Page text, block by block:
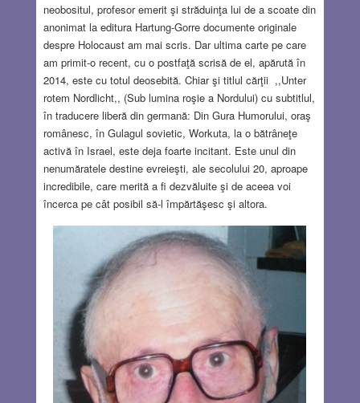
neobositul, profesor emerit şi străduinţa lui de a scoate din
anonimat la editura Hartung-Gorre documente originale
despre Holocaust am mai scris. Dar ultima carte pe care
am primit-o recent, cu o postfaţă scrisă de el, apărută în
2014, este cu totul deosebită. Chiar şi titlul cărţii ,,Unter
rotem Nordlicht,, (Sub lumina roşie a Nordului) cu subtitlul,
în traducere liberă din germană: Din Gura Humorului, oraş
românesc, în Gulagul sovietic, Workuta, la o bătrâneţe
activă în Israel, este deja foarte incitant. Este unul din
nenumăratele destine evreieşti, ale secolului 20, aproape
incredibile, care merită a fi dezvăluite şi de aceea voi
încerca pe cât posibil să-l împărtăşesc şi altora.